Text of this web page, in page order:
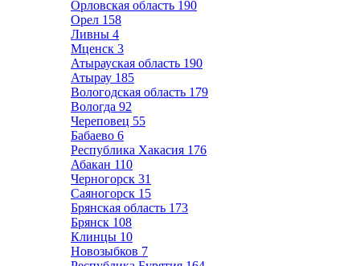
Орловская область 190
Орел 158
Ливны 4
Мценск 3
Атырауская область 190
Атырау 185
Вологодская область 179
Вологда 92
Череповец 55
Бабаево 6
Республика Хакасия 176
Абакан 110
Черногорск 31
Саяногорск 15
Брянская область 173
Брянск 108
Клинцы 10
Новозыбков 7